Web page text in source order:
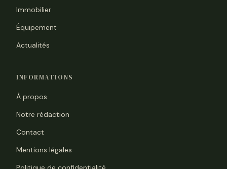
Immobilier
Équipement
Actualités
INFORMATIONS
À propos
Notre rédaction
Contact
Mentions légales